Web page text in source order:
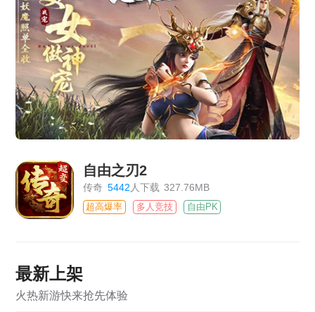
自由之刃2
传奇 5442人下载 327.76MB
超高爆率 多人竞技 自由PK
最新上架
火热新游快来抢先体验